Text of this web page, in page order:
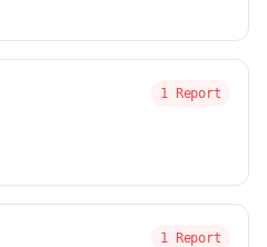
1 Report
1 Report